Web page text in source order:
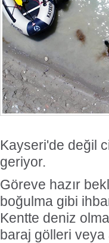
Kayseri'de değil
geriyor.
Göreve hazır
boğulma gibi
Kentte deniz
baraj gölleri